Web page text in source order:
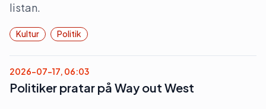
listan.
Kultur Politik
2026-07-17, 06:03
Politiker pratar på Way out West